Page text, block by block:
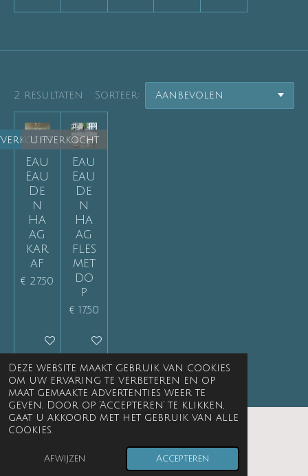
Deze website maakt gebruik van cookies
om uw ervaring te verbeteren en op
maat gemaakte advertenties weer te
geven. Door op ‘Accepteren’ te klikken,
gaat u akkoord met het gebruik van alle
cookies.
Afwijzen Accepteren
2 resultaten Sorteer:
Eau
Eau
De
n
Ha
ag
kar
af
€ 27,50
Houd mij op de hoogte
Uitverkocht
Eau
Eau
De
n
Ha
ag
fles
met
do
p
€ 17,50
Houd mij op de hoogte